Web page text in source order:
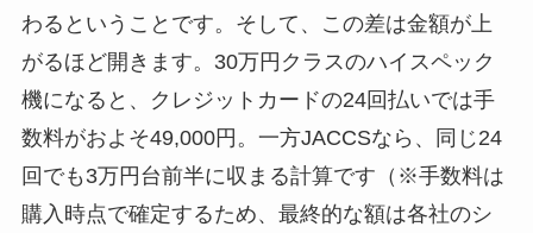
わるということです。そして、この差は金額が上
がるほど開きます。30万円クラスのハイスペック
機になると、クレジットカードの24回払いでは手
数料がおよそ49,000円。一方JACCSなら、同じ24
回でも3万円台前半に収まる計算です（※手数料は
購入時点で確定するため、最終的な額は各社のシ